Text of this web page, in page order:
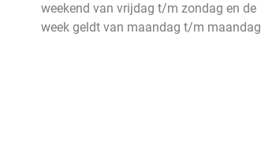
weekend van vrijdag t/m zondag en de
week geldt van maandag t/m maandag